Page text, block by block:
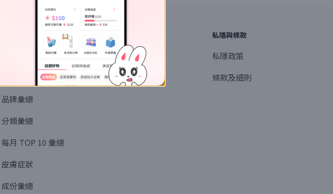
品牌彙總
分類彙總
每月 TOP 10 彙總
皮膚症狀
成份彙總
探索
商業或媒體聯絡
產品提名
私隱與條款
私隱政策
條款及細則